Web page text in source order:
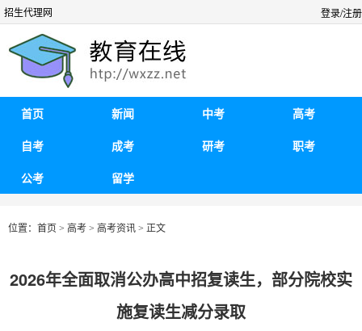
招生代理网 登录/注册
首页 新闻 中考
高考
自考
成考 研考
职考
公考
留学
位置： 首页 > 高考 > 高考资讯 > 正文
2026年全面取消公办高中招复读生，部分院校实
施复读生减分录取